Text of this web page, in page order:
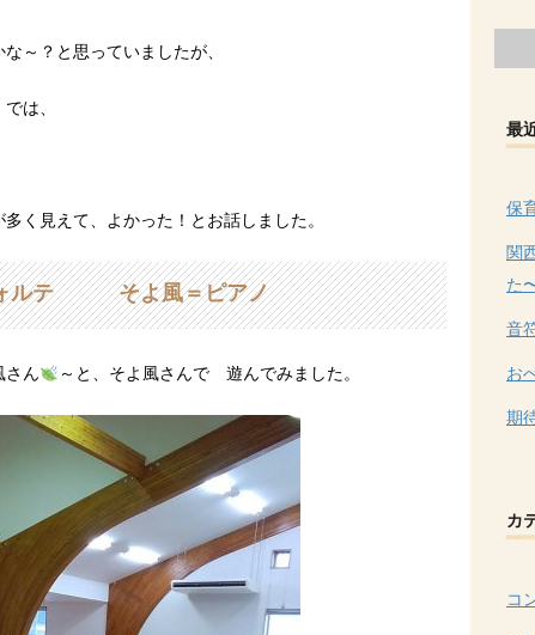
～？と思っていましたが、
は、
く見えて、よかった！とお話しました。
ォルテ そよ風＝ピアノ
さん ～と、そよ風さんで 遊んでみました。
最
保
関
た
音
お
期
カ
コ